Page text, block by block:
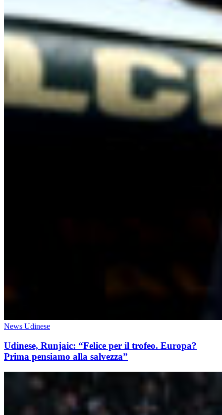
News Udinese
Udinese, Runjaic: “Felice per il trofeo. Europa?
Prima pensiamo alla salvezza”